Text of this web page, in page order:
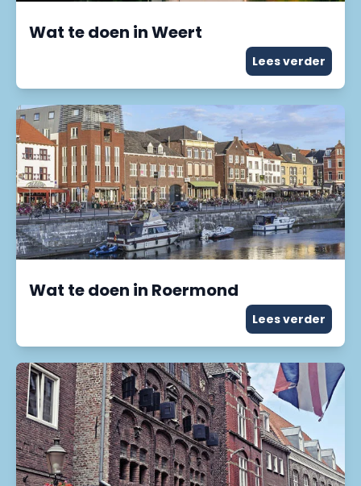
Wat te doen in Weert
Lees verder
Wat te doen in Roermond
Lees verder